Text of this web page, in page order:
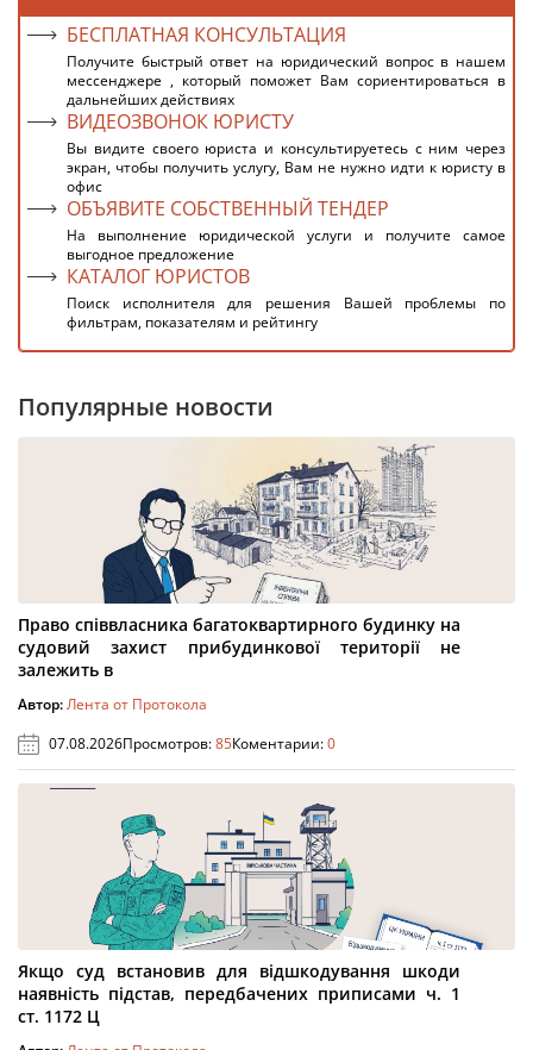
БЕСПЛАТНАЯ КОНСУЛЬТАЦИЯ
Получите быстрый ответ на юридический вопрос в нашем
мессенджере , который поможет Вам сориентироваться в
дальнейших действиях
ВИДЕОЗВОНОК ЮРИСТУ
Вы видите своего юриста и консультируетесь с ним через
экран, чтобы получить услугу, Вам не нужно идти к юристу в
офис
ОБЪЯВИТЕ СОБСТВЕННЫЙ ТЕНДЕР
На выполнение юридической услуги и получите самое
выгодное предложение
КАТАЛОГ ЮРИСТОВ
Поиск исполнителя для решения Вашей проблемы по
фильтрам, показателям и рейтингу
Популярные новости
Право співвласника багатоквартирного будинку на
судовий захист прибудинкової території не
залежить в
Автор:Лента от Протокола
07.08.2026Просмотров:85Коментарии:0
Якщо суд встановив для відшкодування шкоди
наявність підстав, передбачених приписами ч. 1
ст. 1172 Ц